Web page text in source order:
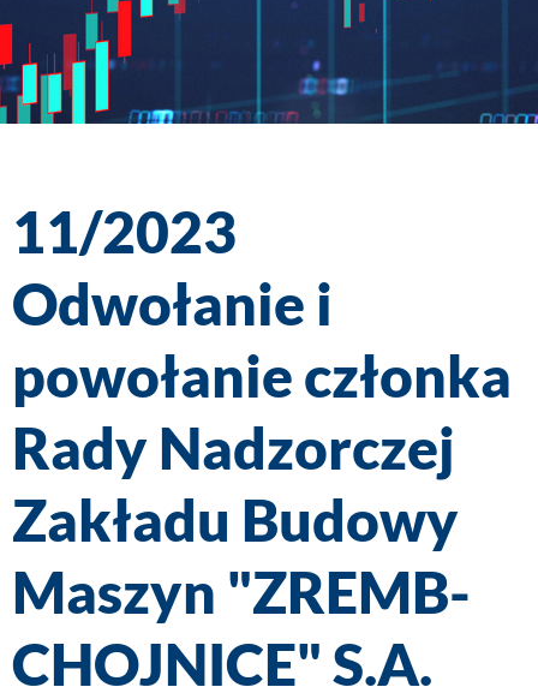
11/2023
Odwołanie i
powołanie członka
Rady Nadzorczej
Zakładu Budowy
Maszyn "ZREMB-
CHOJNICE" S.A.